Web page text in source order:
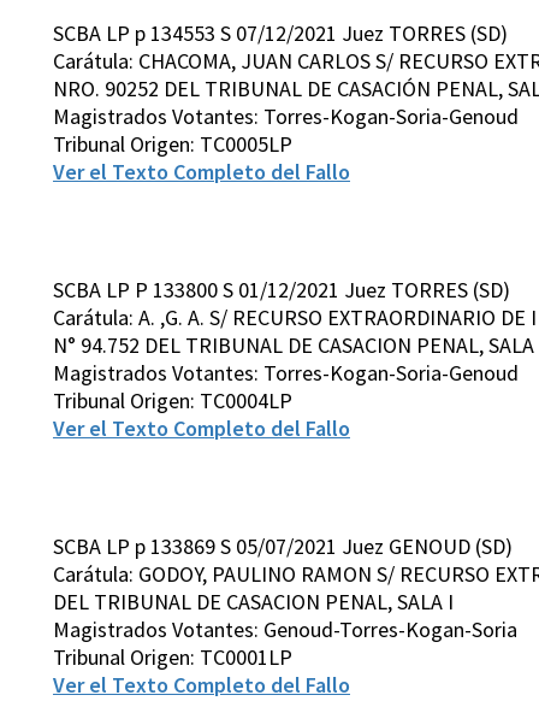
SCBA LP p 134553 S 07/12/2021 Juez TORRES (SD)
Carátula: CHACOMA, JUAN CARLOS S/ RECURSO
NRO. 90252 DEL TRIBUNAL DE CASACIÓN PENAL,
Magistrados Votantes: Torres-Kogan-Soria-Genoud
Tribunal Origen: TC0005LP
Ver el Texto Completo del Fallo
SCBA LP P 133800 S 01/12/2021 Juez TORRES (SD)
Carátula: A. ,G. A. S/ RECURSO EXTRAORDINARIO
N° 94.752 DEL TRIBUNAL DE CASACION PENAL, SALA
Magistrados Votantes: Torres-Kogan-Soria-Genoud
Tribunal Origen: TC0004LP
Ver el Texto Completo del Fallo
SCBA LP p 133869 S 05/07/2021 Juez GENOUD (SD)
Carátula: GODOY, PAULINO RAMON S/ RECURSO
DEL TRIBUNAL DE CASACION PENAL, SALA I
Magistrados Votantes: Genoud-Torres-Kogan-Soria
Tribunal Origen: TC0001LP
Ver el Texto Completo del Fallo